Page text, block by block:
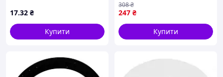
17.32 ₴
Купити
(49430633)
247 ₴
308₴
Купити